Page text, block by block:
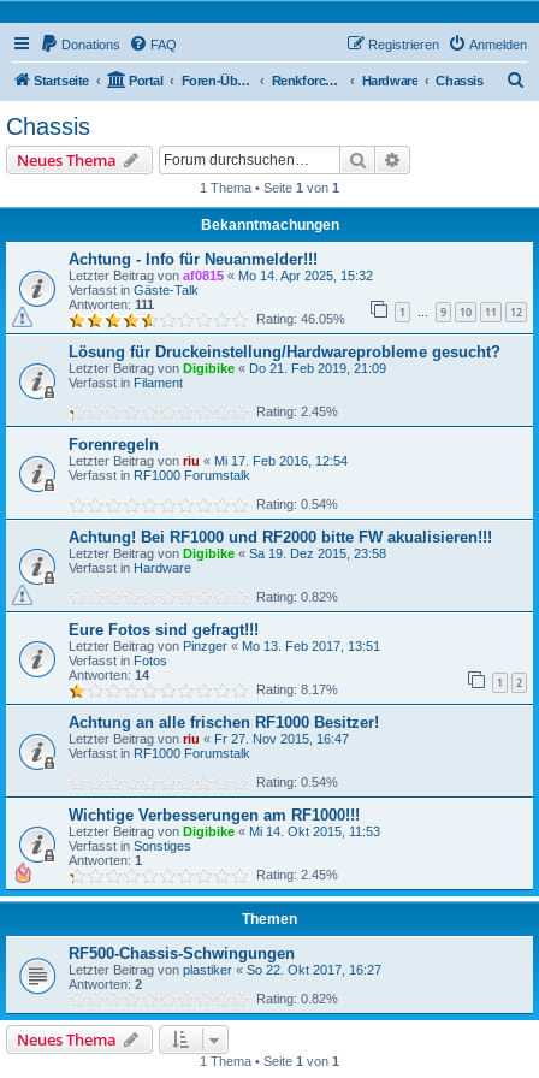
Donations FAQ Anmelden
Registrieren
Startseite Portal Foren-Übersicht Renkforce RF500 Forum Hardware Chassis
Chassis
Neues Thema Suche
1 Thema • Seite 1 von 1
Bekanntmachungen
Achtung - Info für Neuanmelder!!!
Letzter Beitrag von af0815 « Mo 14. Apr 2025, 15:32
Verfasst in Gäste-Talk
Antworten: 111 1 … 9 10 11 12
Rating: 46.05%
Lösung für Druckeinstellung/Hardwareprobleme gesucht?
Letzter Beitrag von Digibike « Do 21. Feb 2019, 21:09
Verfasst in Filament
Rating: 2.45%
Forenregeln
Letzter Beitrag von riu « Mi 17. Feb 2016, 12:54
Verfasst in RF1000 Forumstalk
Rating: 0.54%
Achtung! Bei RF1000 und RF2000 bitte FW akualisieren!!!
Letzter Beitrag von Digibike « Sa 19. Dez 2015, 23:58
Verfasst in Hardware
Rating: 0.82%
Eure Fotos sind gefragt!!!
Letzter Beitrag von Pinzger « Mo 13. Feb 2017, 13:51
Verfasst in Fotos
Antworten: 14 1 2
Rating: 8.17%
Achtung an alle frischen RF1000 Besitzer!
Letzter Beitrag von riu « Fr 27. Nov 2015, 16:47
Verfasst in RF1000 Forumstalk
Rating: 0.54%
Wichtige Verbesserungen am RF1000!!!
Letzter Beitrag von Digibike « Mi 14. Okt 2015, 11:53
Verfasst in Sonstiges
Antworten: 1
Rating: 2.45%
Themen
RF500-Chassis-Schwingungen
Letzter Beitrag von plastiker « So 22. Okt 2017, 16:27
Antworten: 2
Rating: 0.82%
Neues Thema
1 Thema • Seite 1 von 1